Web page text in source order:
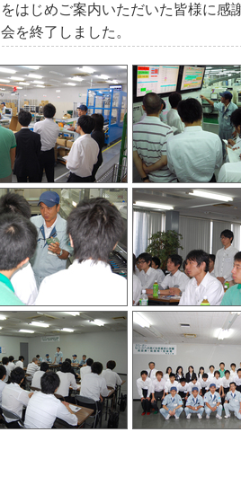
をはじめご案内いただいた皆様に感
会を終了しました。